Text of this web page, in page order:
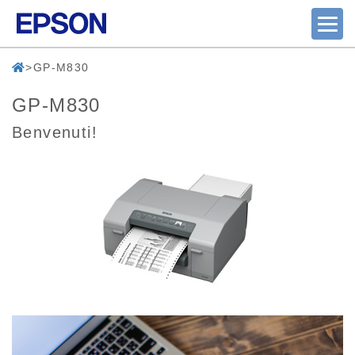
GP-M830
GP-M830
Benvenuti!